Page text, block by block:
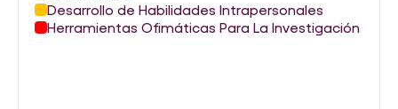
Desarrollo de Habilidades Intrapersonales
Herramientas Ofimáticas Para La Investigación